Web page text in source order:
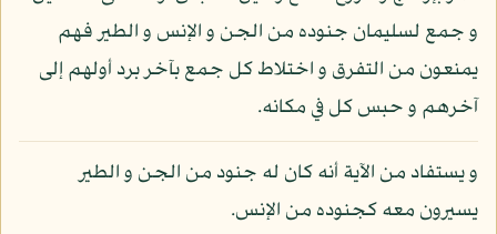
و جمع لسليمان جنوده من الجن و الإنس و الطير فهم
يمنعون من التفرق و اختلاط كل جمع بآخر برد أولهم إلى
آخرهم و حبس كل في مكانه.
و يستفاد من الآية أنه كان له جنود من الجن و الطير
يسيرون معه كجنوده من الإنس.